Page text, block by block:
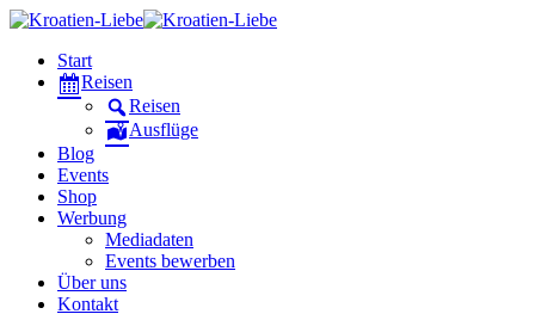
Start
Reisen
Reisen
Ausflüge
Blog
Events
Shop
Werbung
Mediadaten
Events bewerben
Über uns
Kontakt